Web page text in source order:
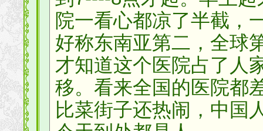
院一看心都凉了半截，
好称东南亚第二，全球
才知道这个医院占了人
移。看来全国的医院都
比菜街子还热闹，中国